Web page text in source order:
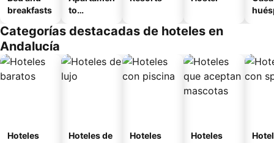
breakfasts
to
o
Categorías destacadas de hoteles en
Andalucía
Hoteles
Hoteles de
Hoteles
Hoteles